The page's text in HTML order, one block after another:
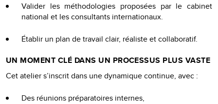
Valider les méthodologies proposées par le cabinet
national et les consultants internationaux.
Établir un plan de travail clair, réaliste et collaboratif.
UN MOMENT CLÉ DANS UN PROCESSUS PLUS VASTE
Cet atelier s’inscrit dans une dynamique continue, avec :
Des réunions préparatoires internes,